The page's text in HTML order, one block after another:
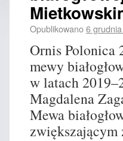
Opublikowano6
Ornis Polonica
mewy
w latach
Magdalena
Mewa